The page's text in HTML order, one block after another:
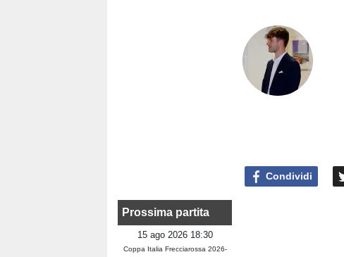
Prossima partita
15 ago 2026 18:30
Coppa Italia Frecciarossa 2026-
Condividi